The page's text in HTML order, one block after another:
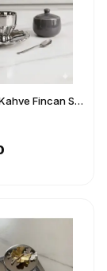
Aura CAM Kahve Fincan Seti 6 Kişilik 12 Parça Türk Kahve Fincan Takımı